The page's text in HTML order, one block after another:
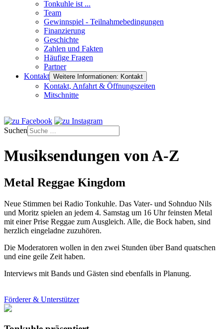
Tonkuhle ist ...
Team
Gewinnspiel - Teilnahmebedingungen
Finanzierung
Geschichte
Zahlen und Fakten
Häufige Fragen
Partner
Kontakt Weitere Informationen: Kontakt
Kontakt, Anfahrt & Öffnungszeiten
Mitschnitte
Suchen
Musiksendungen von A-Z
Metal Reggae Kingdom
Neue Stimmen bei Radio Tonkuhle. Das Vater- und Sohnduo Nils
und Moritz spielen an jedem 4. Samstag um 16 Uhr feinsten Metal
mit einer Prise Reggae zum Ausgleich. Alle, die Bock haben, sind
herzlich eingeladne zuzuhören.
Die Moderatoren wollen in den zwei Stunden über Band quatschen
und eine geile Zeit haben.
Interviews mit Bands und Gästen sind ebenfalls in Planung.
Förderer & Unterstützer